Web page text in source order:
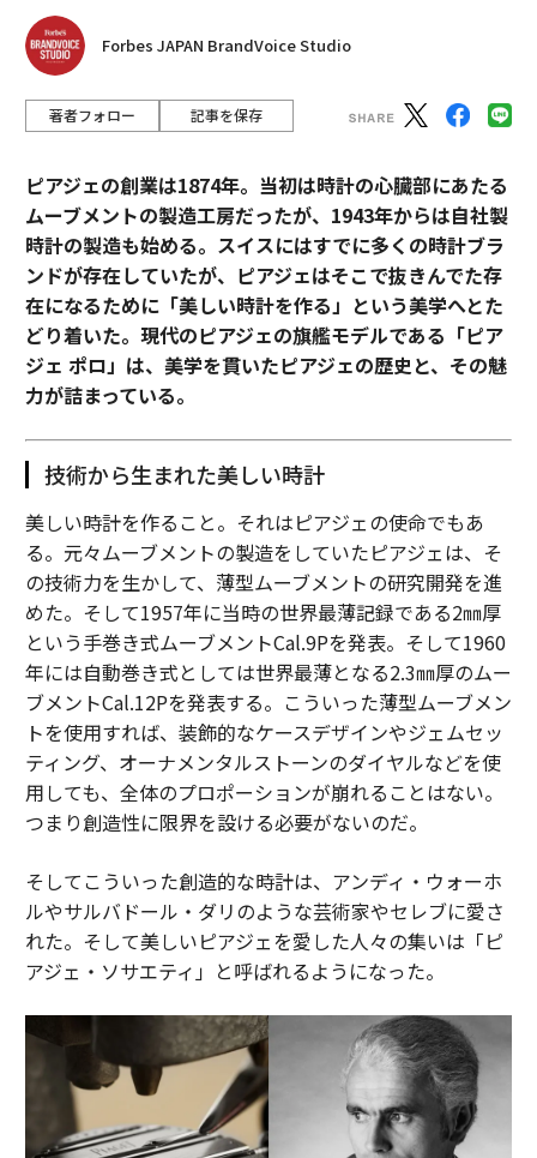
Forbes JAPAN BrandVoice Studio
著者フォロー 記事を保存
ピアジェの創業は1874年。当初は時計の心臓部にあたる
ムーブメントの製造工房だったが、1943年からは自社製
時計の製造も始める。スイスにはすでに多くの時計ブラ
ンドが存在していたが、ピアジェはそこで抜きんでた存
在になるために「美しい時計を作る」という美学へとた
どり着いた。現代のピアジェの旗艦モデルである「ピア
ジェ ポロ」は、美学を貫いたピアジェの歴史と、その魅
力が詰まっている。
技術から生まれた美しい時計
美しい時計を作ること。それはピアジェの使命でもあ
る。元々ムーブメントの製造をしていたピアジェは、そ
の技術力を生かして、薄型ムーブメントの研究開発を進
めた。そして1957年に当時の世界最薄記録である2㎜厚
という手巻き式ムーブメントCal.9Pを発表。そして1960
年には自動巻き式としては世界最薄となる2.3㎜厚のムー
ブメントCal.12Pを発表する。こういった薄型ムーブメン
トを使用すれば、装飾的なケースデザインやジェムセッ
ティング、オーナメンタルストーンのダイヤルなどを使
用しても、全体のプロポーションが崩れることはない。
つまり創造性に限界を設ける必要がないのだ。
そしてこういった創造的な時計は、アンディ・ウォーホ
ルやサルバドール・ダリのような芸術家やセレブに愛さ
れた。そして美しいピアジェを愛した人々の集いは「ピ
アジェ・ソサエティ」と呼ばれるようになった。